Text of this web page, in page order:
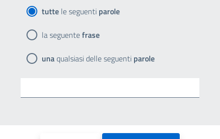
tutte le seguenti parole
la seguentefrase
unaqualsiasi delle seguenti parole